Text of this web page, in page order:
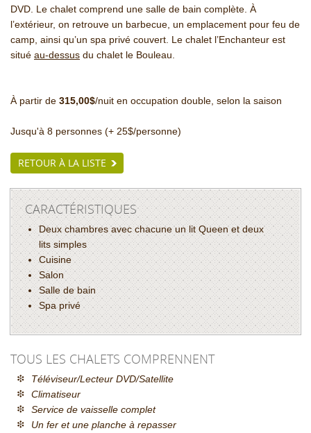
DVD. Le chalet comprend une salle de bain complète. À
l’extérieur, on retrouve un barbecue, un emplacement pour feu de
camp, ainsi qu’un spa privé couvert. Le chalet l’Enchanteur est
situé au-dessus du chalet le Bouleau.
À partir de 315,00$/nuit en occupation double, selon la saison
Jusqu'à 8 personnes (+ 25$/personne)
RETOUR À LA LISTE
CARACTÉRISTIQUES
Deux chambres avec chacune un lit Queen et deux
lits simples
Cuisine
Salon
Salle de bain
Spa privé
TOUS LES CHALETS COMPRENNENT
Téléviseur/Lecteur DVD/Satellite
Climatiseur
Service de vaisselle complet
Un fer et une planche à repasser